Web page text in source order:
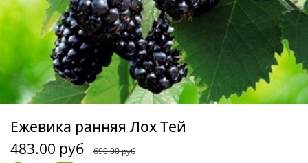
Ежевика ранняя Лох Тей
483.00 руб
690.00 руб